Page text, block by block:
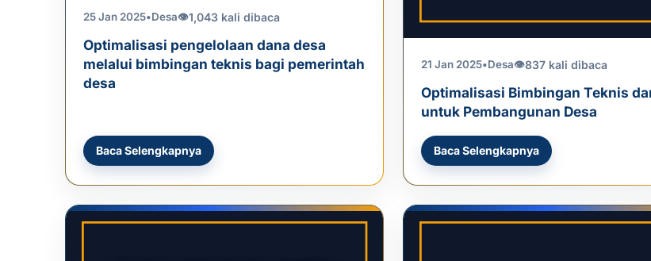
25 Jan 2025•Desa👁1,043 kali dibaca
Optimalisasi pengelolaan dana desa
melalui bimbingan teknis bagi pemerintah
desa
Baca Selengkapnya
21 Jan 2025•Desa👁837 kali dibaca
Optimalisasi Bimbingan Teknis
untuk Pembangunan Desa
Baca Selengkapnya